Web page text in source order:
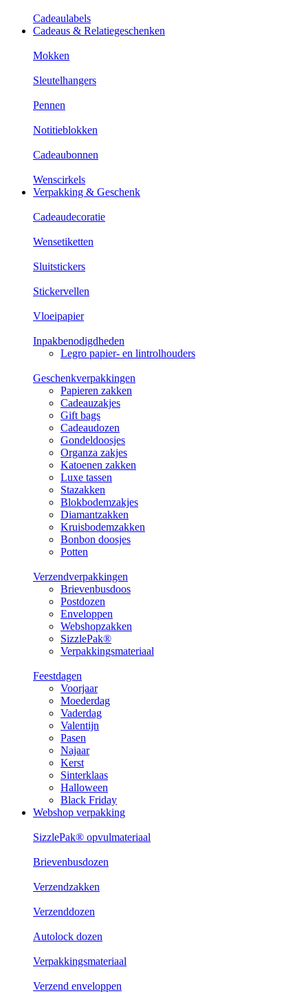
Cadeaulabels
Cadeaus & Relatiegeschenken
Mokken
Sleutelhangers
Pennen
Notitieblokken
Cadeaubonnen
Wenscirkels
Verpakking & Geschenk
Cadeaudecoratie
Wensetiketten
Sluitstickers
Stickervellen
Vloeipapier
Inpakbenodigdheden
Legro papier- en lintrolhouders
Geschenkverpakkingen
Papieren zakken
Cadeauzakjes
Gift bags
Cadeaudozen
Gondeldoosjes
Organza zakjes
Katoenen zakken
Luxe tassen
Stazakken
Blokbodemzakjes
Diamantzakken
Kruisbodemzakken
Bonbon doosjes
Potten
Verzendverpakkingen
Brievenbusdoos
Postdozen
Enveloppen
Webshopzakken
SizzlePak®
Verpakkingsmateriaal
Feestdagen
Voorjaar
Moederdag
Vaderdag
Valentijn
Pasen
Najaar
Kerst
Sinterklaas
Halloween
Black Friday
Webshop verpakking
SizzlePak® opvulmateriaal
Brievenbusdozen
Verzendzakken
Verzenddozen
Autolock dozen
Verpakkingsmateriaal
Verzend enveloppen